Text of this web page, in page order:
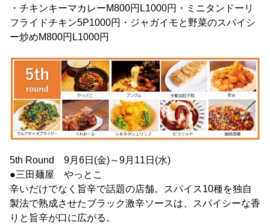
・チキンキーマカレーM800円L1000円・ミニタンドーリ
フライドチキン5P1000円・ジャガイモと野菜のスパイシ
ー炒めM800円L1000円
5th Round 9月6日(金)～9月11日(水)
●三田麺屋 やっとこ
辛いだけでなく旨辛で話題の店舗。スパイス10種を独自
製法で熟成させたブラック激辛ソースは、スパイシーな香
りと旨辛が口に広がる。